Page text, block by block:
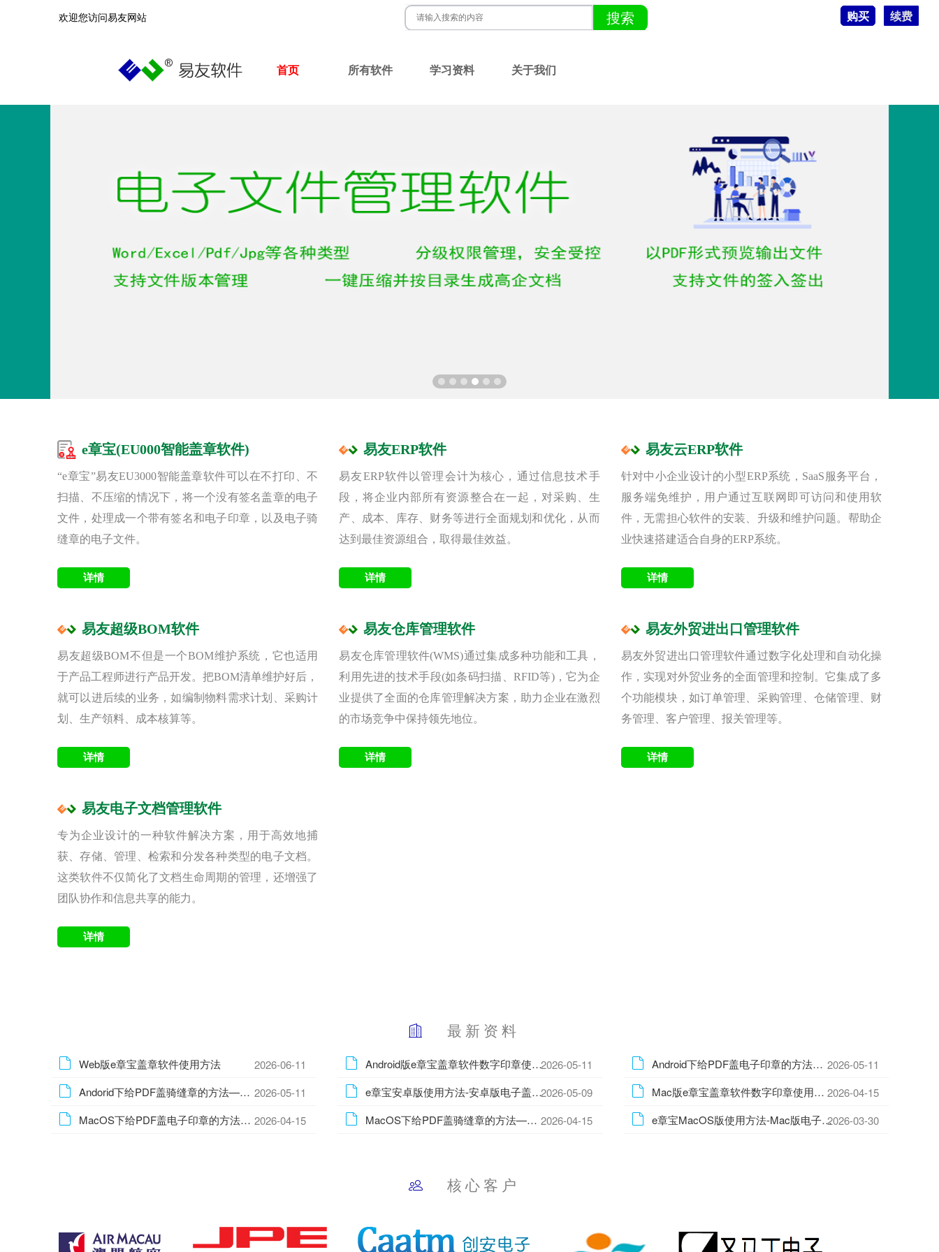
欢迎您访问易友网站
首页 所有软件 学习资料 关于我们
e章宝(EU000智能盖章软件)
“e章宝”易友EU3000智能盖章软件可以在不打印、不
扫描、不压缩的情况下，将一个没有签名盖章的电子
文件，处理成一个带有签名和电子印章，以及电子骑
缝章的电子文件。
易友ERP软件
易友ERP软件以管理会计为核心，通过信息技术手
段，将企业内部所有资源整合在一起，对采购、生
产、成本、库存、财务等进行全面规划和优化，从而
达到最佳资源组合，取得最佳效益。
易友云ERP软件
针对中小企业设计的小型ERP系统，SaaS服务平台，
服务端免维护，用户通过互联网即可访问和使用软
件，无需担心软件的安装、升级和维护问题。帮助企
业快速搭建适合自身的ERP系统。
易友超级BOM软件
易友超级BOM不但是一个BOM维护系统，它也适用
于产品工程师进行产品开发。把BOM清单维护好后，
就可以进后续的业务，如编制物料需求计划、采购计
划、生产領料、成本核算等。
易友仓库管理软件
易友仓库管理软件(WMS)通过集成多种功能和工具，
利用先进的技术手段(如条码扫描、RFID等)，它为企
业提供了全面的仓库管理解决方案，助力企业在激烈
的市场竞争中保持领先地位。
易友外贸进出口管理软件
易友外贸进出口管理软件通过数字化处理和自动化操
作，实现对外贸业务的全面管理和控制。它集成了多
个功能模块，如订单管理、采购管理、仓储管理、财
务管理、客户管理、报关管理等。
易友电子文档管理软件
专为企业设计的一种软件解决方案，用于高效地捕
获、存储、管理、检索和分发各种类型的电子文档。
这类软件不仅简化了文档生命周期的管理，还增强了
团队协作和信息共享的能力。
最 新 资 料
Web版e章宝盖章软件使用方法 2026-06-11 Android版e章宝盖章软件数字印章使用方法2026-05-11 Android下给PDF盖电子印章的方法—安卓手机批量盖电子印章的方法 2026-05-11
Andorid下给PDF盖骑缝章的方法—安卓手机批量盖骑缝章的方法 2026-05-11 e章宝安卓版使用方法-安卓版电子盖章软件使用方法2026-05-09 Mac版e章宝盖章软件数字印章使用方法 2026-04-15
MacOS下给PDF盖电子印章的方法—Mac批量盖电子印章的方法 2026-04-15 MacOS下给PDF盖骑缝章的方法—Mac批量盖骑缝章的方法 2026-04-15 e章宝MacOS版使用方法-Mac版电子盖章软件使用方法2026-03-30
核 心 客 户